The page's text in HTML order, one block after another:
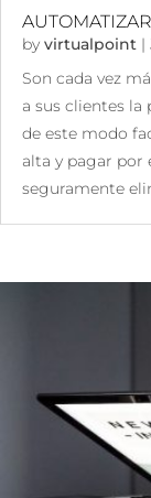
by virtualpoint |
Son cada vez
a sus clientes la
de este modo
alta y pagar por
seguramente